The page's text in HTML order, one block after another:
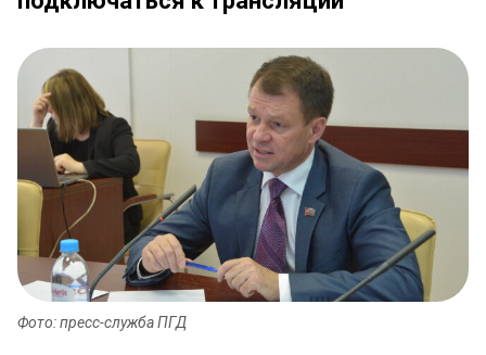
Фото: пресс-служба ПГД